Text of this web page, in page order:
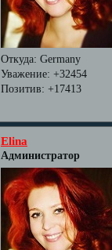
Откуда: Germany
Уважение: +32454
Позитив: +17413
Elina
Администратор